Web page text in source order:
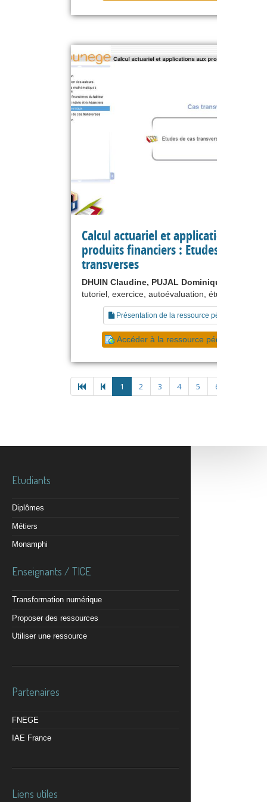
Calcul actuariel et applications aux
produits financiers : Etudes de cas
transverses
DHUIN Claudine, PUJAL Dominique
tutoriel, exercice, autoévaluation, étude de cas
Présentation de la ressource pédagogique
Accéder à la ressource pédagogique
1 2 3 4 5 6
Etudiants
Diplômes
Métiers
Monamphi
Enseignants / TICE
Transformation numérique
Proposer des ressources
Utiliser une ressource
Partenaires
FNEGE
IAE France
Liens utiles